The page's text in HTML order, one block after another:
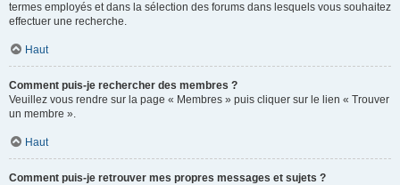
termes employés et dans la sélection des forums dans lesquels vous souhaitez
effectuer une recherche.
Haut
Comment puis-je rechercher des membres ?
Veuillez vous rendre sur la page « Membres » puis cliquer sur le lien « Trouver
un membre ».
Haut
Comment puis-je retrouver mes propres messages et sujets ?